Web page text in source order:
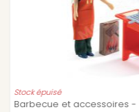
Lampe sur pied